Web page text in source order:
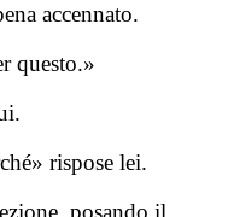
accennato.
questo.»
rispose lei.